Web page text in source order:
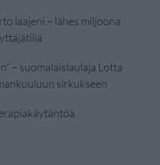
laajeni – lähes miljoona
– suomalaislaulaja Lotta
sirkukseen